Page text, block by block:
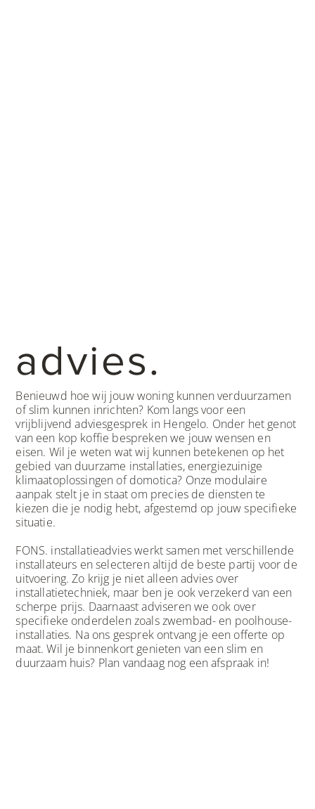
advies.
Benieuwd hoe wij jouw woning kunnen verduurzamen
of slim kunnen inrichten? Kom langs voor een
vrijblijvend adviesgesprek in Hengelo. Onder het genot
van een kop koffie bespreken we jouw wensen en
eisen. Wil je weten wat wij kunnen betekenen op het
gebied van duurzame installaties, energiezuinige
klimaatoplossingen of domotica? Onze modulaire
aanpak stelt je in staat om precies de diensten te
kiezen die je nodig hebt, afgestemd op jouw specifieke
situatie.
FONS. installatieadvies werkt samen met verschillende
installateurs en selecteren altijd de beste partij voor de
uitvoering. Zo krijg je niet alleen advies over
installatietechniek, maar ben je ook verzekerd van een
scherpe prijs. Daarnaast adviseren we ook over
specifieke onderdelen zoals zwembad- en poolhouse-
installaties. Na ons gesprek ontvang je een offerte op
maat. Wil je binnenkort genieten van een slim en
duurzaam huis? Plan vandaag nog een afspraak in!